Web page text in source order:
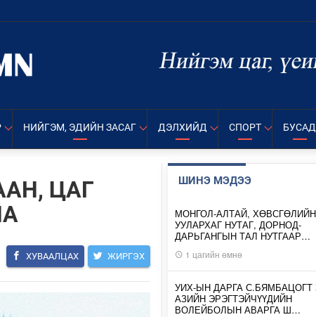
НИЙГЭМ, ЭДИЙН ЗАСАГ ДЭЛХИЙД СПОРТ БУСАД
ЦАГ
ХУВААЛЦАХ ЖИРГЭХ
ШИНЭ МЭДЭЭ
МОНГОЛ-АЛТАЙ, ХӨВСГӨЛИЙН
УУЛАРХАГ НУТАГ, ДОРНОД-
ДАРЬГАНГЫН ТАЛ НУТГААР…
1 цагийн өмнө
УИХ-ЫН ДАРГА С.БЯМБАЦОГТ
АЗИЙН ЭРЭГТЭЙЧҮҮДИЙН
ВОЛЕЙБОЛЫН АВАРГА Ш…